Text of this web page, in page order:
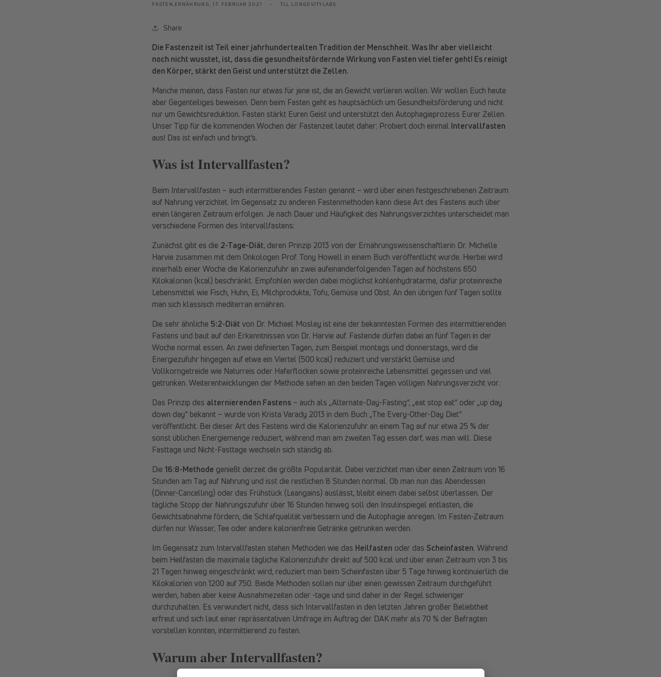
FASTEN,ERNÄHRUNG, 17. FEBRUAR 2021 TLL LONGEVITYLABS
Share
Die Fastenzeit ist Teil einer jahrhundertealten Tradition der Menschheit. Was Ihr aber vielleicht
noch nicht wusstet, ist, dass die gesundheitsfördernde Wirkung von Fasten viel tiefer geht! Es reinigt
den Körper, stärkt den Geist und unterstützt die Zellen.
Manche meinen, dass Fasten nur etwas für jene ist, die an Gewicht verlieren wollen. Wir wollen Euch heute
aber Gegenteiliges beweisen. Denn beim Fasten geht es hauptsächlich um Gesundheitsförderung und nicht
nur um Gewichtsreduktion. Fasten stärkt Euren Geist und unterstützt den Autophagieprozess Eurer Zellen.
Unser Tipp für die kommenden Wochen der Fastenzeit lautet daher: Probiert doch einmal Intervallfasten
aus! Das ist einfach und bringt’s.
Was ist Intervallfasten?
Beim Intervallfasten – auch intermittierendes Fasten genannt – wird über einen festgeschriebenen Zeitraum
auf Nahrung verzichtet. Im Gegensatz zu anderen Fastenmethoden kann diese Art des Fastens auch über
einen längeren Zeitraum erfolgen. Je nach Dauer und Häufigkeit des Nahrungsverzichtes unterscheidet man
verschiedene Formen des Intervallfastens:
Zunächst gibt es die 2-Tage-Diät, deren Prinzip 2013 von der Ernährungswissenschaftlerin Dr. Michelle
Harvie zusammen mit dem Onkologen Prof. Tony Howell in einem Buch veröffentlicht wurde. Hierbei wird
innerhalb einer Woche die Kalorienzufuhr an zwei aufeinanderfolgenden Tagen auf höchstens 650
Kilokalorien (kcal) beschränkt. Empfohlen werden dabei möglichst kohlenhydratarme, dafür proteinreiche
Lebensmittel wie Fisch, Huhn, Ei, Milchprodukte, Tofu, Gemüse und Obst. An den übrigen fünf Tagen sollte
man sich klassisch mediterran ernähren.
Die sehr ähnliche 5:2-Diät von Dr. Michael Mosley ist eine der bekanntesten Formen des intermittierenden
Fastens und baut auf den Erkenntnissen von Dr. Harvie auf. Fastende dürfen dabei an fünf Tagen in der
Woche normal essen. An zwei definierten Tagen, zum Beispiel montags und donnerstags, wird die
Energiezufuhr hingegen auf etwa ein Viertel (500 kcal) reduziert und verstärkt Gemüse und
Vollkorngetreide wie Naturreis oder Haferflocken sowie proteinreiche Lebensmittel gegessen und viel
getrunken. Weiterentwicklungen der Methode sehen an den beiden Tagen völligen Nahrungsverzicht vor.
Das Prinzip des alternierenden Fastens – auch als „Alternate-Day-Fasting“, „eat stop eat“ oder „up day
down day“ bekannt – wurde von Krista Varady 2013 in dem Buch „The Every-Other-Day Diet“
veröffentlicht. Bei dieser Art des Fastens wird die Kalorienzufuhr an einem Tag auf nur etwa 25 % der
sonst üblichen Energiemenge reduziert, während man am zweiten Tag essen darf, was man will. Diese
Fasttage und Nicht-Fasttage wechseln sich ständig ab.
Die 16:8-Methode genießt derzeit die größte Popularität. Dabei verzichtet man über einen Zeitraum von 16
Stunden am Tag auf Nahrung und isst die restlichen 8 Stunden normal. Ob man nun das Abendessen
(Dinner-Cancelling) oder das Frühstück (Leangains) auslässt, bleibt einem dabei selbst überlassen. Der
tägliche Stopp der Nahrungszufuhr über 16 Stunden hinweg soll den Insulinspiegel entlasten, die
Gewichtsabnahme fördern, die Schlafqualität verbessern und die Autophagie anregen. Im Fasten-Zeitraum
dürfen nur Wasser, Tee oder andere kalorienfreie Getränke getrunken werden.
Im Gegensatz zum Intervallfasten stehen Methoden wie das Heilfasten oder das Scheinfasten. Während
beim Heilfasten die maximale tägliche Kalorienzufuhr direkt auf 500 kcal und über einen Zeitraum von 3 bis
21 Tagen hinweg eingeschränkt wird, reduziert man beim Scheinfasten über 5 Tage hinweg kontinuierlich die
Kilokalorien von 1200 auf 750. Beide Methoden sollen nur über einen gewissen Zeitraum durchgeführt
werden, haben aber keine Ausnahmezeiten oder -tage und sind daher in der Regel schwieriger
durchzuhalten. Es verwundert nicht, dass sich Intervallfasten in den letzten Jahren großer Beliebtheit
erfreut und sich laut einer repräsentativen Umfrage im Auftrag der DAK mehr als 70 % der Befragten
vorstellen konnten, intermittierend zu fasten.
Warum aber Intervallfasten?